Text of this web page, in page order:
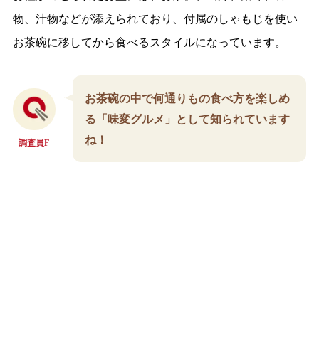
物、汁物などが添えられており、付属のしゃもじを使い
お茶碗に移してから食べるスタイルになっています。
調査員F
お茶碗の中で何通りもの食べ方を楽しめ
る「味変グルメ」として知られています
ね！